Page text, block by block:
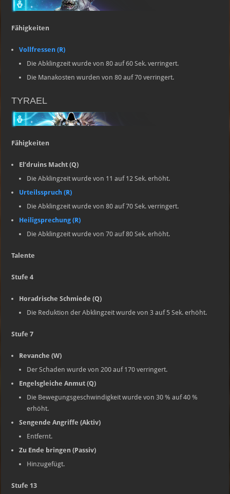
Fähigkeiten
Vollfressen (R)
Die Abklingzeit wurde von 80 auf 60 Sek. verringert.
Die Manakosten wurden von 80 auf 70 verringert.
TYRAEL
Fähigkeiten
El’druins Macht (Q)
Die Abklingzeit wurde von 11 auf 12 Sek. erhöht.
Urteilsspruch (R)
Die Abklingzeit wurde von 80 auf 70 Sek. verringert.
Heiligsprechung (R)
Die Abklingzeit wurde von 70 auf 80 Sek. erhöht.
Talente
Stufe 4
Horadrische Schmiede (Q)
Die Reduktion der Abklingzeit wurde von 3 auf 5 Sek. erhöht.
Stufe 7
Revanche (W)
Der Schaden wurde von 200 auf 170 verringert.
Engelsgleiche Anmut (Q)
Die Bewegungsgeschwindigkeit wurde von 30 % auf 40 %
erhöht.
Sengende Angriffe (Aktiv)
Entfernt.
Zu Ende bringen (Passiv)
Hinzugefügt.
Stufe 13